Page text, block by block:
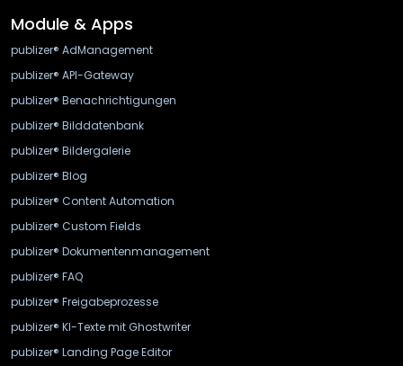
Module & Apps
publizer® AdManagement
publizer® API-Gateway
publizer® Benachrichtigungen
publizer® Bilddatenbank
publizer® Bildergalerie
publizer® Blog
publizer® Content Automation
publizer® Custom Fields
publizer® Dokumentenmanagement
publizer® FAQ
publizer® Freigabeprozesse
publizer® KI-Texte mit Ghostwriter
publizer® Landing Page Editor